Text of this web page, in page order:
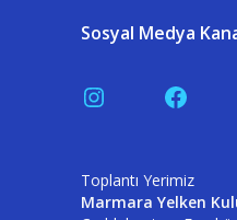
Sosyal Medya
Instagram
Toplantı Yerimiz
Marmara Yelken